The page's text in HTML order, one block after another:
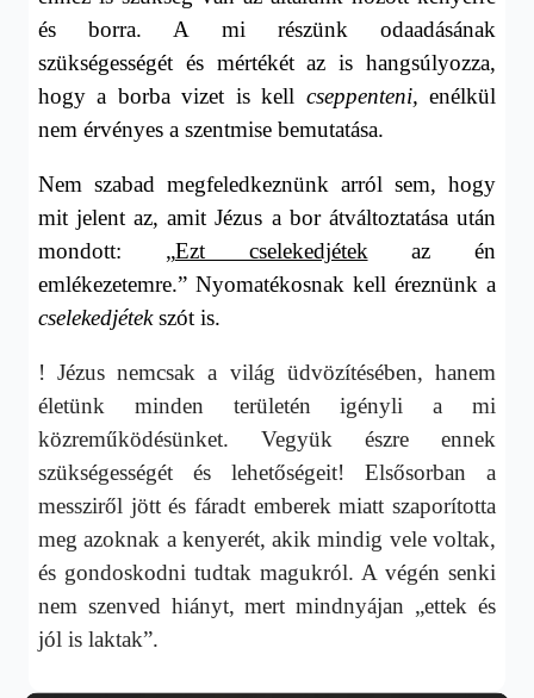
és borra. A mi részünk odaadásának
szükségességét és mértékét az is hangsúlyozza,
hogy a borba vizet is kell cseppenteni, enélkül
nem érvényes a szentmise bemutatása.
Nem szabad megfeledkeznünk arról sem, hogy
mit jelent az, amit Jézus a bor átváltoztatása után
mondott: „Ezt cselekedjétek az én
emlékezetemre.” Nyomatékosnak kell éreznünk a
cselekedjétekszót is.
! Jézus nemcsak a világ üdvözítésében, hanem
életünk minden területén igényli a mi
közreműködésünket. Vegyük észre ennek
szükségességét és lehetőségeit! Elsősorban a
messziről jött és fáradt emberek miatt szaporította
meg azoknak a kenyerét, akik mindig vele voltak,
és gondoskodni tudtak magukról. A végén senki
nem szenved hiányt, mert mindnyájan „ettek és
jól is laktak”.